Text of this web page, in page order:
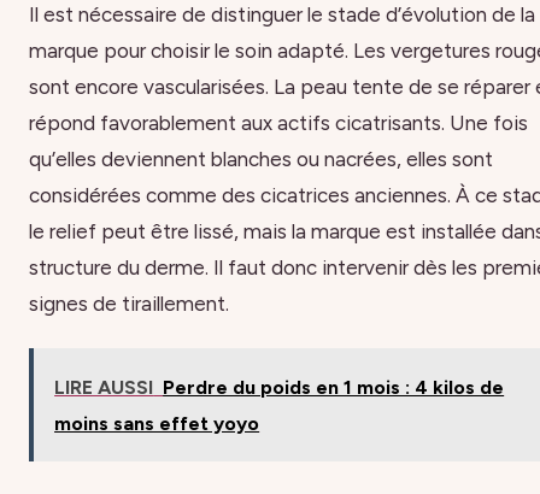
Il est nécessaire de distinguer le stade d’évolution de la
marque pour choisir le soin adapté. Les vergetures
sont encore vascularisées. La peau tente de se réparer
répond favorablement aux actifs cicatrisants. Une fois
qu’elles deviennent blanches ou nacrées, elles sont
considérées comme des cicatrices anciennes. À ce
le relief peut être lissé, mais la marque est installée
structure du derme. Il faut donc intervenir dès les
signes de tiraillement.
LIRE AUSSI Perdre du poids en 1 mois : 4 kilos de
moins sans effet yoyo